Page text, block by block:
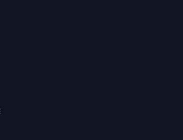
numerem telefonu 62 735-51-05 lub